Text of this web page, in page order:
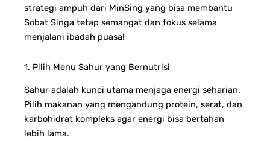
strategi ampuh dari MinSing yang bisa membantu
Sobat Singa tetap semangat dan fokus selama
menjalani ibadah puasa!
1. Pilih Menu Sahur yang Bernutrisi
Sahur adalah kunci utama menjaga energi seharian.
Pilih makanan yang mengandung protein, serat, dan
karbohidrat kompleks agar energi bisa bertahan
lebih lama.